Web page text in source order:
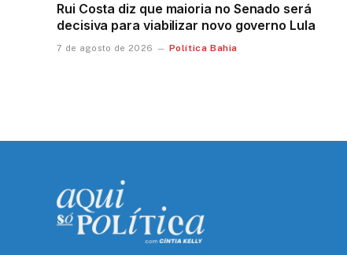
Rui Costa diz que maioria no Senado será
decisiva para viabilizar novo governo Lula
7 de agosto de 2026 Política Bahia